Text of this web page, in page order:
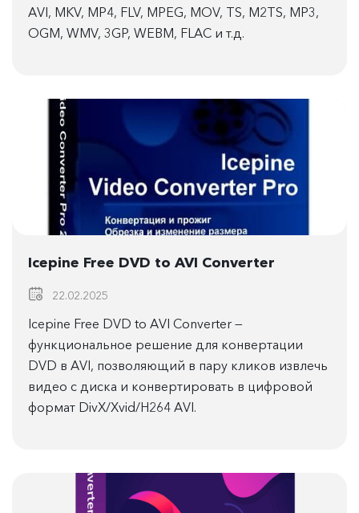
AVI, MKV, MP4, FLV, MPEG, MOV, TS, M2TS, MP3,
OGM, WMV, 3GP, WEBM, FLAC и т.д.
Icepine Free DVD to AVI Converter
22.02.2025
Icepine Free DVD to AVI Converter —
функциональное решение для конвертации
DVD в AVI, позволяющий в пару кликов извлечь
видео с диска и конвертировать в цифровой
формат DivX/Xvid/H264 AVI.